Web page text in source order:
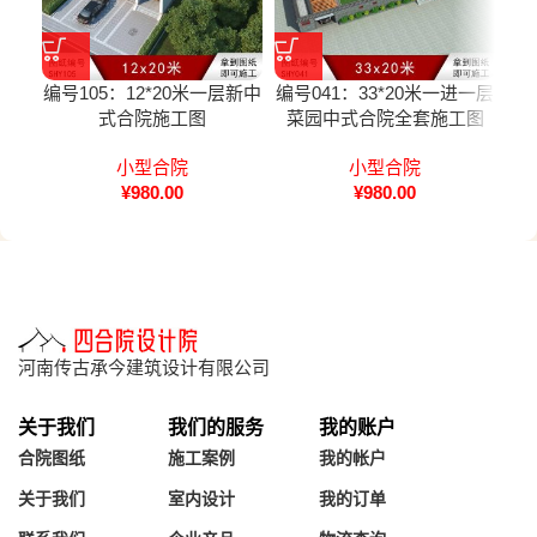
编号105：12*20米一层新中
式合院施工图
小型合院
¥980.00
编号041：33*20米一进一层
菜园中式合院全套施工图
小型合院
¥980.00
河南传古承今建筑设计有限公司
关于我们
合院图纸
关于我们
我们的服务
施工案例
室内设计
我的账户
我的帐户
我的订单